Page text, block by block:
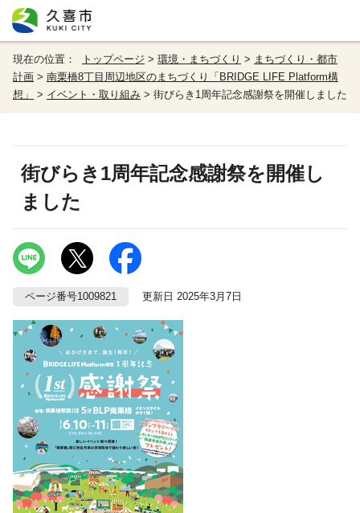
現在の位置： トップページ > 環境・まちづくり > まちづくり・都市
計画 > 南栗橋8丁目周辺地区のまちづくり「BRIDGE LIFE Platform構
想」
> イベント・取り組み > 街びらき1周年記念感謝祭を開催しました
街びらき1周年記念感謝祭を開催し
ました
ページ番号1009821 更新日 2025年3月7日